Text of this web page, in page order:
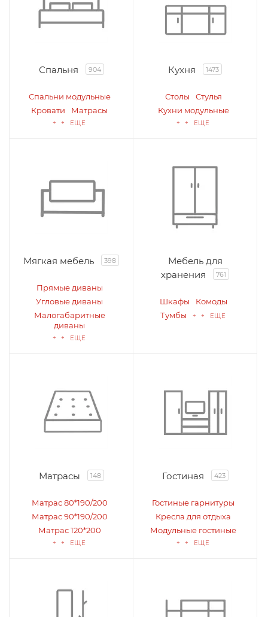
Спальня 904
Спальни модульные
Кровати
Матрасы
+ + ЕЩЕ
Кухня 1473
Столы
Стулья
Кухни модульные
+ + ЕЩЕ
Мягкая мебель 398
Прямые диваны
Угловые диваны
Малогабаритные
диваны
+ + ЕЩЕ
Мебель для
хранения
761
Шкафы
Комоды
Тумбы
+ + ЕЩЕ
Матрасы 148
Матрас 80*190/200
Матрас 90*190/200
Матрас 120*200
+ + ЕЩЕ
Гостиная 423
Гостиные гарнитуры
Кресла для отдыха
Модульные гостиные
+ + ЕЩЕ